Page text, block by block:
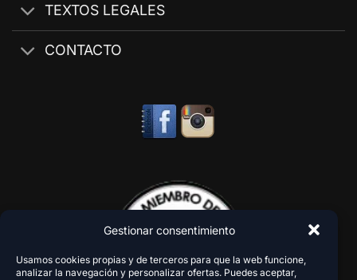
Gestionar consentimiento
Usamos cookies propias y de terceros para que la web funcione,
analizar la navegación y personalizar ofertas. Puedes aceptar,
TEXTOS LEGALES
CONTACTO